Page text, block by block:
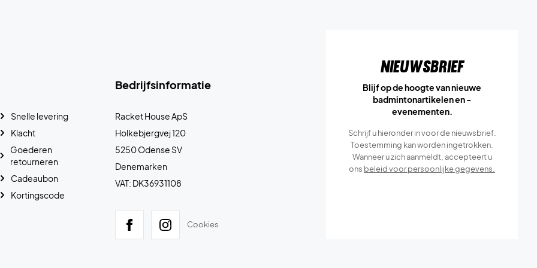
Bedrijfsinformatie
Racket House ApS
Holkebjergvej 120
5250 Odense SV
Denemarken
VAT: DK36931108
Cookies
Snelle levering
Klacht
Goederen
retourneren
Cadeaubon
Kortingscode
Nieuwsbrief
Blijf op de hoogte van nieuwe
badmintonartikelen en -
evenementen.
Schrijf u hieronder in voor de nieuwsbrief.
Toestemming kan worden ingetrokken.
Wanneer u zich aanmeldt, accepteert u
ons beleid voor persoonlijke gegevens.